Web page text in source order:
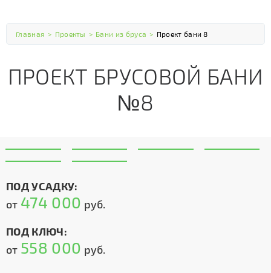
Главная > Проекты > Бани из бруса > Проект бани 8
ПРОЕКТ БРУСОВОЙ БАНИ
№8
ПОД УСАДКУ:
от 474 000 руб.
ПОД КЛЮЧ:
от 558 000 руб.